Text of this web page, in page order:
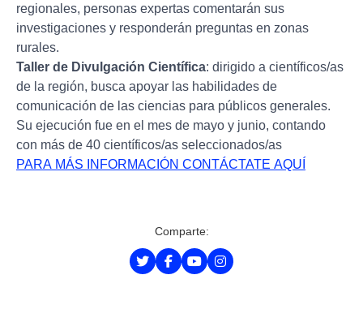
regionales, personas expertas comentarán sus
investigaciones y responderán preguntas en zonas
rurales.
Taller de Divulgación Científica: dirigido a científicos/as
de la región, busca apoyar las habilidades de
comunicación de las ciencias para públicos generales.
Su ejecución fue en el mes de mayo y junio, contando
con más de 40 científicos/as seleccionados/as
PARA MÁS INFORMACIÓN CONTÁCTATE AQUÍ
Comparte: